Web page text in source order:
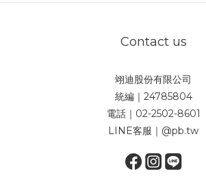
Contact us
翊迪股份有限公司
統編｜24785804
電話｜02-2502-8601
LINE客服｜@pb.tw